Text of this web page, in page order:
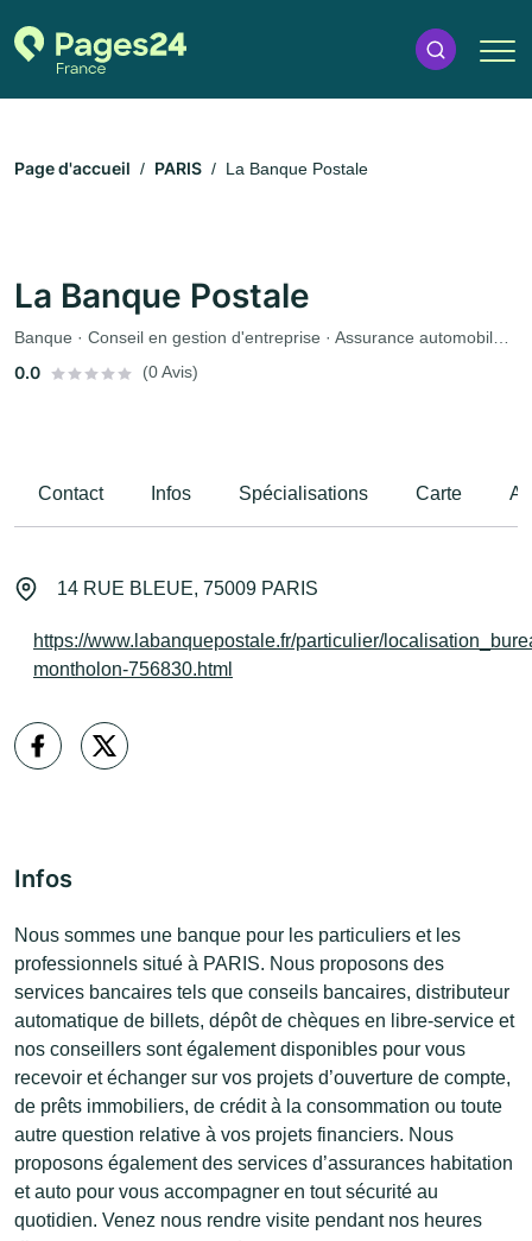
Page d'accueil PARIS La Banque Postale
La Banque Postale
0.0 (0 Avis)
Contact Infos Spécialisations Carte
14 RUE BLEUE, 75009 PARIS
https://www.labanquepostale.fr/particulier/
montholon-756830.html
Infos
Nous sommes une banque pour les particuliers et les
professionnels situé à PARIS. Nous proposons des
services bancaires tels que conseils bancaires, distributeur
automatique de billets, dépôt de chèques en libre-service et
nos conseillers sont également disponibles pour vous
recevoir et échanger sur vos projets d’ouverture de compte,
de prêts immobiliers, de crédit à la consommation ou toute
autre question relative à vos projets financiers. Nous
proposons également des services d’assurances habitation
et auto pour vous accompagner en tout sécurité au
quotidien. Venez nous rendre visite pendant nos heures